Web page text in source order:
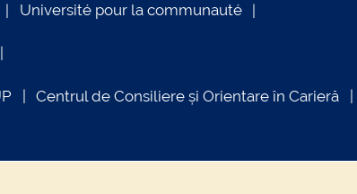
Université pour la communauté
Centrul de Consiliere și Orientare în Carieră